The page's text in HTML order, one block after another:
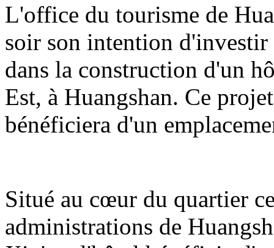
L'office du tourisme de
soir son intention
dans la construction d'un
Est, à Huangshan. Ce
bénéficiera d'un
Situé au cœur du quartier
administrations de